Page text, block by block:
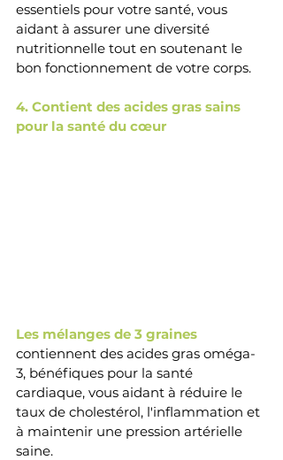
essentiels pour votre santé, vous
aidant à assurer une diversité
nutritionnelle tout en soutenant le
bon fonctionnement de votre corps.
4. Contient des acides gras sains
pour la santé du cœur
Les mélanges de 3 graines
contiennent des acides gras oméga-
3, bénéfiques pour la santé
cardiaque, vous aidant à réduire le
taux de cholestérol, l'inflammation et
à maintenir une pression artérielle
saine.